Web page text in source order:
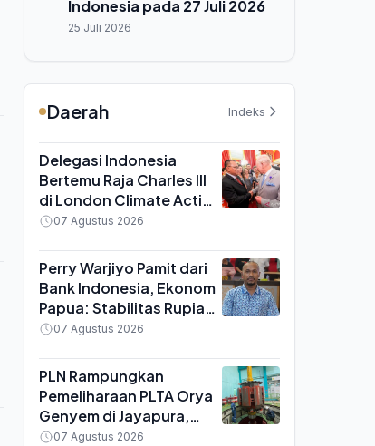
Indonesia pada 27 Juli 2026
25 Juli 2026
Daerah Indeks
Delegasi Indonesia
Bertemu Raja Charles III
di London Climate Action
Week, Bahas Pelestarian
07 Agustus 2026
Perry Warjiyo Pamit dari
Bank Indonesia, Ekonom
Papua: Stabilitas Rupiah
Diuji pada Institusi,
07 Agustus 2026
PLN Rampungkan
Pemeliharaan PLTA Orya
Genyem di Jayapura,
Amankan Pasokan 20
07 Agustus 2026